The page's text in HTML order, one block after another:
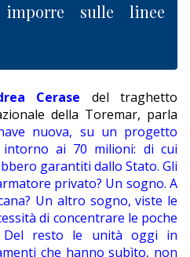
sulle linee
Cerase del traghetto
della Toremar, parla
nuova, su un progetto
intorno ai 70 milioni: di cui
garantiti dallo Stato. Gli
privato? Un sogno. A
Un altro sogno, viste le
di concentrare le poche
Del resto le unità oggi in
che hanno subìto, non